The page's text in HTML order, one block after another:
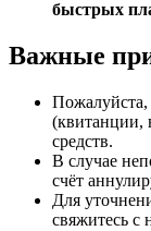
быстрых
Важные
Пожалуйста,
(квитанции,
средств.
В случае
счёт
Для
свяжитесь